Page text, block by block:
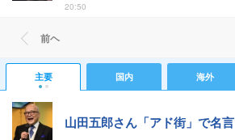
20:50
前ヘ
主要 国内 海外
山田五郎さん「アド街」で名言